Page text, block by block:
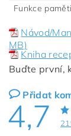
Funkce paměti
Návod/
MB)
Kniha
Buďte první,
Přidat
4,7